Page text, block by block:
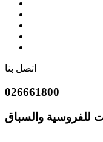
اتصل بنا
026661800
للفروسية والسباق